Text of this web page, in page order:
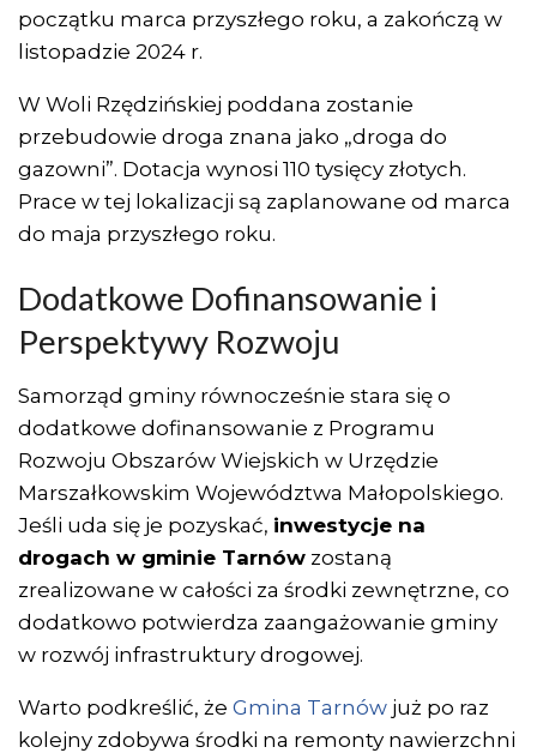
początku marca przyszłego roku, a zakończą w
listopadzie 2024 r.
W Woli Rzędzińskiej poddana zostanie
przebudowie droga znana jako „droga do
gazowni”. Dotacja wynosi 110 tysięcy złotych.
Prace w tej lokalizacji są zaplanowane od marca
do maja przyszłego roku.
Dodatkowe Dofinansowanie i
Perspektywy Rozwoju
Samorząd gminy równocześnie stara się o
dodatkowe dofinansowanie z Programu
Rozwoju Obszarów Wiejskich w Urzędzie
Marszałkowskim Województwa Małopolskiego.
Jeśli uda się je pozyskać, inwestycje na
drogach w gminie Tarnów zostaną
zrealizowane w całości za środki zewnętrzne, co
dodatkowo potwierdza zaangażowanie gminy
w rozwój infrastruktury drogowej.
Warto podkreślić, że Gmina Tarnów już po raz
kolejny zdobywa środki na remonty nawierzchni